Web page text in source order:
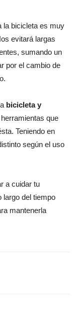
la bicicleta es muy
evitará largas
sumando un
por el cambio de
bicicleta y
que
Teniendo en
según el uso
a cuidar tu
largo del tiempo
mantenerla